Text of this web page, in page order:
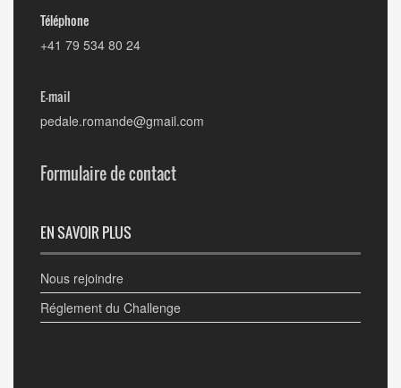
Téléphone
+41 79 534 80 24
E-mail
pedale.romande@gmail.com
Formulaire de contact
EN SAVOIR PLUS
Nous rejoindre
Réglement du Challenge